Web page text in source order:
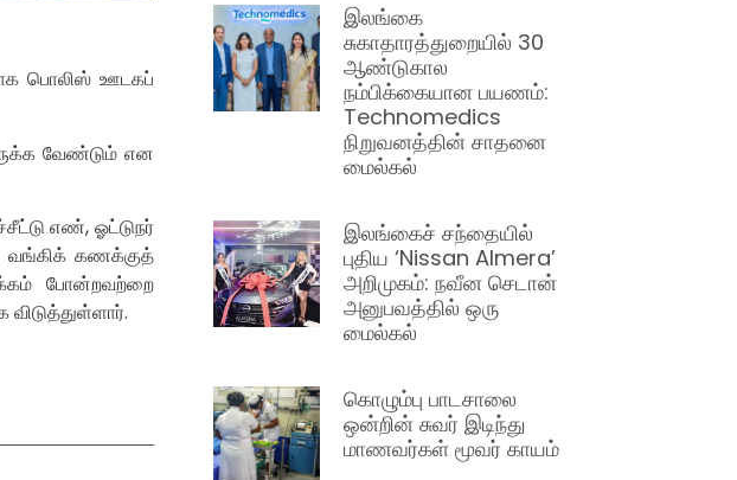
பொலிஸ் ஊடகப்
வேண்டும் என
எண், ஓட்டுநர்
வங்கிக் கணக்குத்
போன்றவற்றை
இலங்கை
சுகாதாரத்துறையில் 30
ஆண்டுகால
நம்பிக்கையான பயணம்:
Technomedics
நிறுவனத்தின் சாதனை
மைல்கல்
இலங்கைச் சந்தையில்
புதிய ‘Nissan Almera’
அறிமுகம்: நவீன செடான்
அனுபவத்தில் ஒரு
மைல்கல்
கொழும்பு பாடசாலை
ஒன்றின் சுவர் இடிந்து
மாணவர்கள் மூவர் காயம்